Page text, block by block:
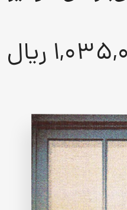
ریال